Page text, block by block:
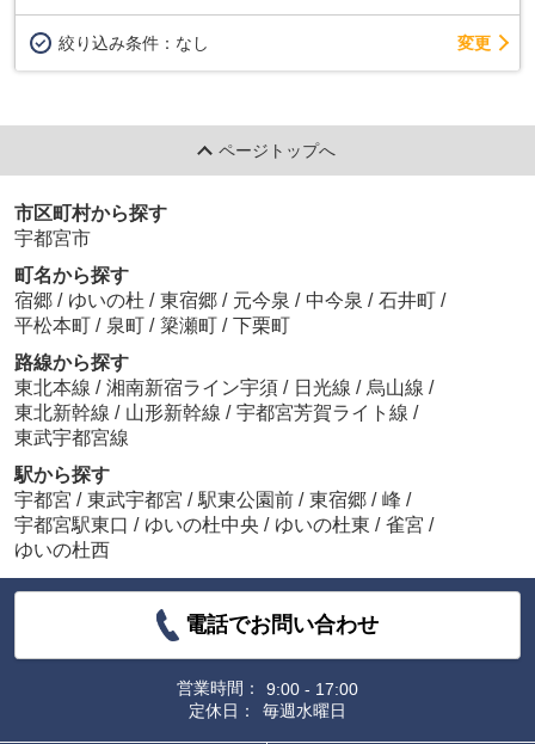
絞り込み条件： なし 変更
ページトップへ
市区町村から探す
宇都宮市
町名から探す
宿郷 / ゆいの杜 / 東宿郷 / 元今泉 / 中今泉 / 石井町 /
平松本町 / 泉町 / 簗瀬町 / 下栗町
路線から探す
東北本線 / 湘南新宿ライン宇須 / 日光線 / 烏山線 /
東北新幹線 / 山形新幹線 / 宇都宮芳賀ライト線 /
東武宇都宮線
駅から探す
宇都宮 / 東武宇都宮 / 駅東公園前 / 東宿郷 / 峰 /
宇都宮駅東口 / ゆいの杜中央 / ゆいの杜東 / 雀宮 /
ゆいの杜西
電話でお問い合わせ
営業時間：
9:00 - 17:00
定休日：
毎週水曜日